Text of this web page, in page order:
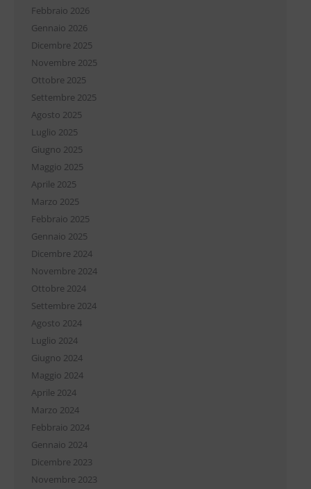
Febbraio 2026
Gennaio 2026
Dicembre 2025
Novembre 2025
Ottobre 2025
Settembre 2025
Agosto 2025
Luglio 2025
Giugno 2025
Maggio 2025
Aprile 2025
Marzo 2025
Febbraio 2025
Gennaio 2025
Dicembre 2024
Novembre 2024
Ottobre 2024
Settembre 2024
Agosto 2024
Luglio 2024
Giugno 2024
Maggio 2024
Aprile 2024
Marzo 2024
Febbraio 2024
Gennaio 2024
Dicembre 2023
Novembre 2023